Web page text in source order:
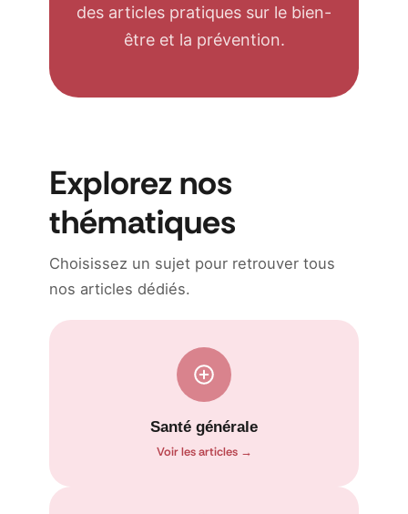
des articles pratiques sur le bien-
être et la prévention.
Explorez nos
thématiques
Choisissez un sujet pour retrouver tous
nos articles dédiés.
Santé générale
Voir les articles →